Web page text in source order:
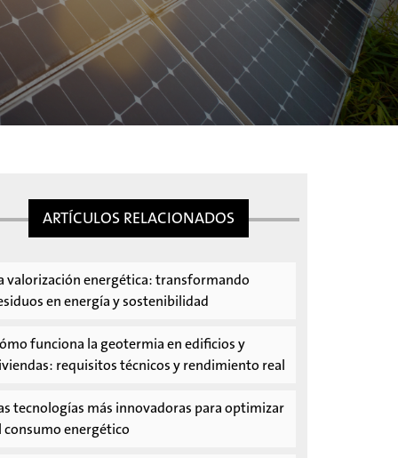
ARTÍCULOS RELACIONADOS
valorización energética: transformando
en energía y sostenibilidad
funciona la geotermia en edificios y
requisitos técnicos y rendimiento real
tecnologías más innovadoras para optimizar
consumo energético